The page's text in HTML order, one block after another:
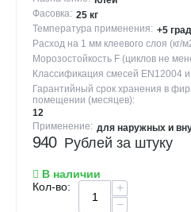
Фасовка: 25 кг
Температура применения: +5
Расход на 1 мм клеевого слоя (кг/
Морозостойкость F (циклов не
Классификация смесей EN12004
Гарантийный срок хранения в
помещении (месяцев):
12
Применение: для наружных и
940 Рублей за штуку
В наличии
Кол-во:
+
−